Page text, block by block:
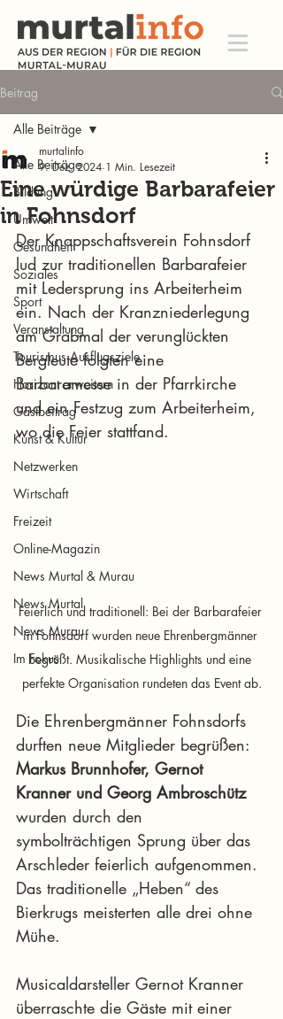
Beitrag
Alle Beiträge
Bildung
Umwelt
Gesundheit
Soziales
Sport
Veranstaltung
Tourismus Ausflugsziele
Horizont erweitern
Gastbeitrag
Kunst & Kultur
Netzwerken
Wirtschaft
Freizeit
Online-Magazin
News Murtal & Murau
News Murtal
News Murau
Im Fokus
Alle Beiträge
Eine würdige Barbarafeier
in Fohnsdorf
murtalinfo
9. Dez. 2024 1 Min. Lesezeit
Der Knappschaftsverein Fohnsdorf
lud zur traditionellen Barbarafeier
mit Ledersprung ins Arbeiterheim
ein. Nach der Kranzniederlegung
am Grabmal der verunglückten
Bergleute folgten eine
Barbaramesse in der Pfarrkirche
und ein Festzug zum Arbeiterheim,
wo die Feier stattfand.
Feierlich und traditionell: Bei der Barbarafeier
in Fohnsdorf wurden neue Ehrenbergmänner
begrüßt. Musikalische Highlights und eine
perfekte Organisation rundeten das Event ab.
Die Ehrenbergmänner Fohnsdorfs
durften neue Mitglieder begrüßen:
Markus Brunnhofer, Gernot
Kranner und Georg Ambroschütz
wurden durch den
symbolträchtigen Sprung über das
Arschleder feierlich aufgenommen.
Das traditionelle „Heben“ des
Bierkrugs meisterten alle drei ohne
Mühe.
Musicaldarsteller Gernot Kranner
überraschte die Gäste mit einer